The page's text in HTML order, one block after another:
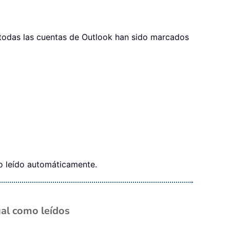
las cuentas de Outlook han sido marcados
leído automáticamente.
como leídos